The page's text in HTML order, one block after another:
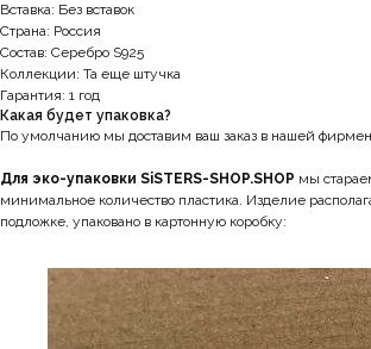
Вставка: Без вставок
Страна: Россия
Состав: Серебро S925
Коллекции: Та еще штучка
Гарантия: 1 год
Какая будет упаковка?
По умолчанию мы доставим ваш заказ в нашей
Для эко-упаковки SiSTERS-SHOP.SHOP мы
минимальное количество пластика. Изделие
подложке, упаковано в картонную коробку: